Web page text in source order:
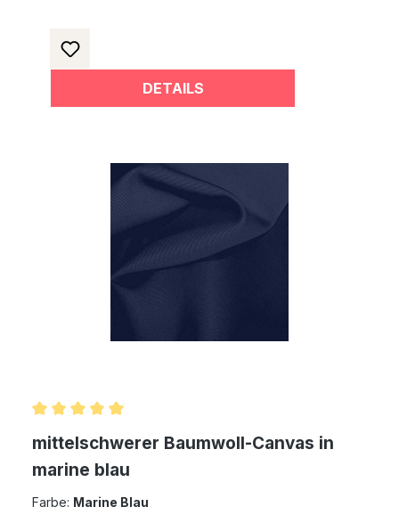
DETAILS
mittelschwerer Baumwoll-Canvas in
marine blau
Farbe: Marine Blau